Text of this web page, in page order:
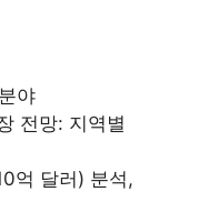
야
전망: 지역별
억 달러) 분석,